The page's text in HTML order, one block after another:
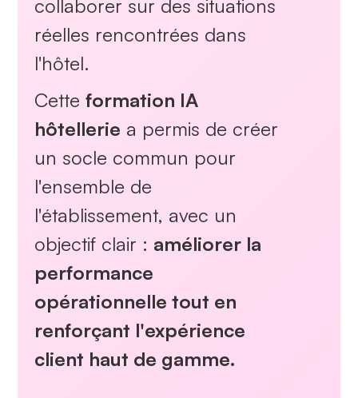
collaborer sur des situations
réelles rencontrées dans
l'hôtel.
Cetteformation IA
hôtellerie a permis de créer
un socle commun pour
l'ensemble de
l'établissement, avec un
objectif clair : améliorer la
performance
opérationnelle tout en
renforçant l'expérience
client haut de gamme.